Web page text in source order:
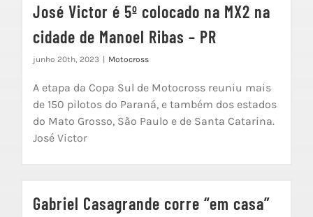
José Victor é 5º colocado na MX2 na
cidade de Manoel Ribas – PR
junho 20th, 2023 | Motocross
A etapa da Copa Sul de Motocross reuniu mais
de 150 pilotos do Paraná, e também dos estados
do Mato Grosso, São Paulo e de Santa Catarina.
José Victor
Gabriel Casagrande corre “em casa”